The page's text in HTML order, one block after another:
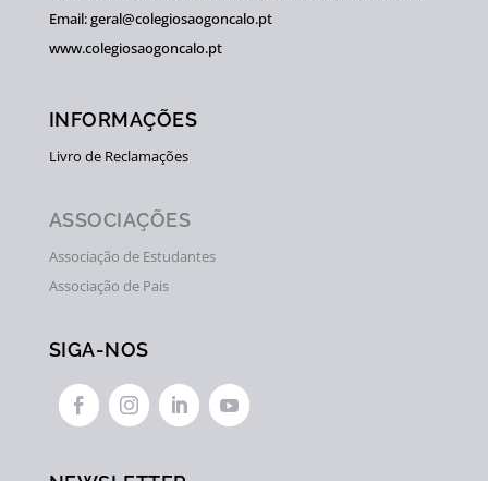
Email: geral@colegiosaogoncalo.pt
www.colegiosaogoncalo.pt
INFORMAÇÕES
Livro de Reclamações
ASSOCIAÇÕES
Associação de Estudantes
Associação de Pais
SIGA-NOS
   